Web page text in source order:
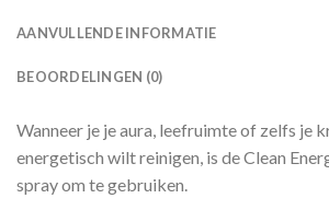
AANVULLENDE INFORMATIE
BEOORDELINGEN (0)
Wanneer je je aura, leefruimte of zelfs je
energetisch wilt reinigen, is de Clean
spray om te gebruiken.